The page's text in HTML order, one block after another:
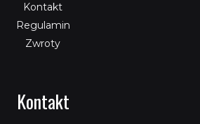
Kontakt
Regulamin
Zwroty
Kontakt